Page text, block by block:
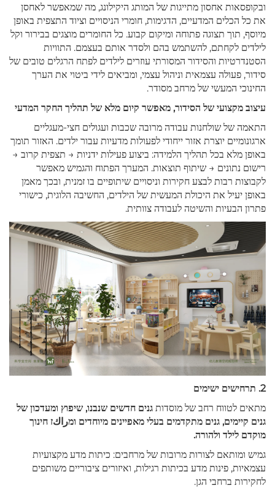
ובקופסאות אחסון מתייגות של המותג היקילונג, מה שמאפשר לאחסן
את כל הכלים המדעיים, הדגימות, חומרי הניסויים וציוד התצפית באופן
מיוסף, תוך תצוגה פתוחה ומיקום קבוע. כל החומרים מוצגים בבירור וקל
לילדים לקחתם, להשתמש בהם ולסדר אותם בעצמם. התוויות
הסטנדרטיות והסידור המסורתי עוזרים לילדים לפתח הרגלים טובים של
סידור, פעולה עצמאית וניהול עצמי, ומביאים לידי ביטוי את הערך
החינוכי המעשי של מרחב מסודר.
עיצוב מקצועי של הסידור, מאפשר קיום מלא של תהליך החקר המדעי
התאמה של שולחנות עבודה מרובה שכבות ועגולים חצי-מעגליים
ארגונומיים יוצרת אזור ייחודי לפעולות מדעיות עבור ילדים. האזור תומך
באופן מלא בכל תהליך הלמידה: ביצוע פעילות ידניות → תצפית קרוב →
רישום נתונים → שיתוף תוצאות. המערך הפתוח והגמיש מאפשר
לקבוצות רבות לבצע חקירות וניסויים שיתופיים בו זמנית, ובכך מאמן
באופן יעיל את היכולת המעשית של הילדים, החשיבה הלוגית, כישורי
פתרון הבעיות והשיטה לעבודה צוותית.
2. תרחישים ישימים
מתאים לטווח רחב של מוסדות גנים חדשים שנבנו, שיפוץ ומעדכון של
גנים קיימים, גנים מתקדמים בעלי מאפיינים מיוחדים ומراكז חינוך
מוקדם לילד ולהורה.
גמיש ומותאם לצורות מרובות של מרחבים: כיתות מדע מקצועיות
עצמאיות, פינות מדע בכיתות רגילות, ואיזורים ציבוריים משותפים
לחקירות ברחבי הגן.